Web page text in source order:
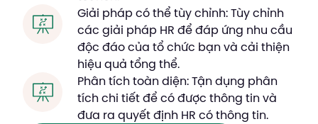
Giải pháp có thể tùy chỉnh: Tùy chỉnh
các giải pháp HR để đáp ứng nhu cầu
độc đáo của tổ chức bạn và cải thiện
hiệu quả tổng thể.
Phân tích toàn diện: Tận dụng phân
tích chi tiết để có được thông tin và
đưa ra quyết định HR có thông tin.